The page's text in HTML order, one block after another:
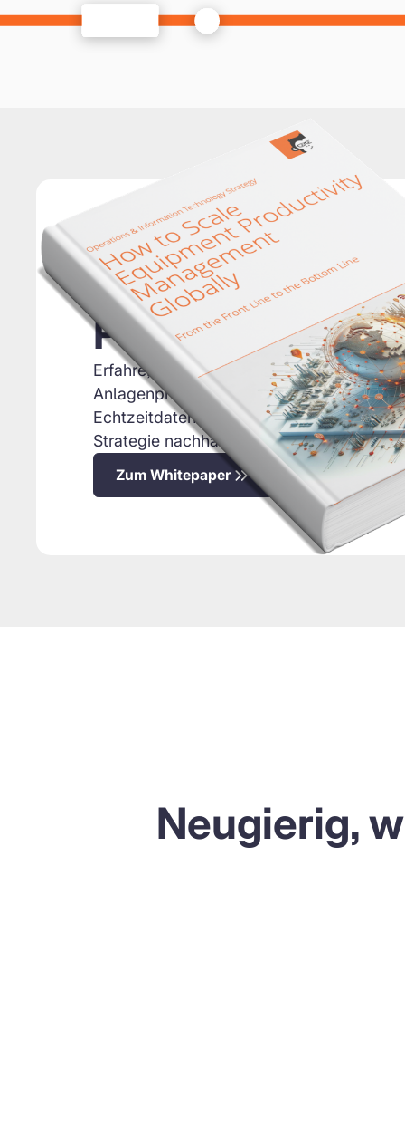
Whitepaper
Wie man
Produktivität
Erfahre, wie weltweit produzierende
Anlagenproduktivität durch Industry-4.0-
Echtzeitdaten und eine vernetzte
Strategie nachhaltig steigern.
Zum Whitepaper
Neugierig,